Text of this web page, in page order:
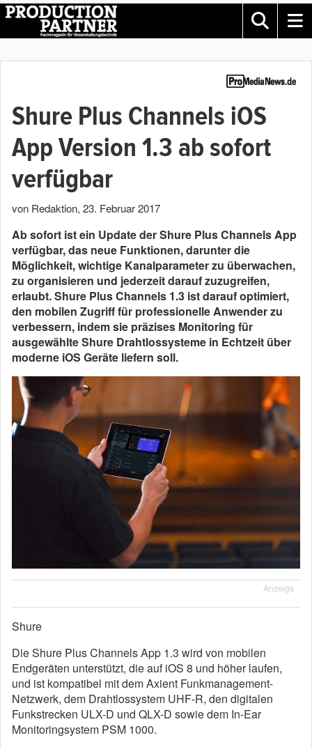
Shure Plus Channels iOS
App Version 1.3 ab sofort
verfügbar
von Redaktion, 23. Februar 2017
Ab sofort ist ein Update der Shure Plus Channels App
verfügbar, das neue Funktionen, darunter die
Möglichkeit, wichtige Kanalparameter zu überwachen,
zu organisieren und jederzeit darauf zuzugreifen,
erlaubt. Shure Plus Channels 1.3 ist darauf optimiert,
den mobilen Zugriff für professionelle Anwender zu
verbessern, indem sie präzises Monitoring für
ausgewählte Shure Drahtlossysteme in Echtzeit über
moderne iOS Geräte liefern soll.
Anzeige
Shure
Die Shure Plus Channels App 1.3 wird von mobilen
Endgeräten unterstützt, die auf iOS 8 und höher laufen,
und ist kompatibel mit dem Axient Funkmanagement-
Netzwerk, dem Drahtlossystem UHF-R, den digitalen
Funkstrecken ULX-D und QLX-D sowie dem In-Ear
Monitoringsystem PSM 1000.